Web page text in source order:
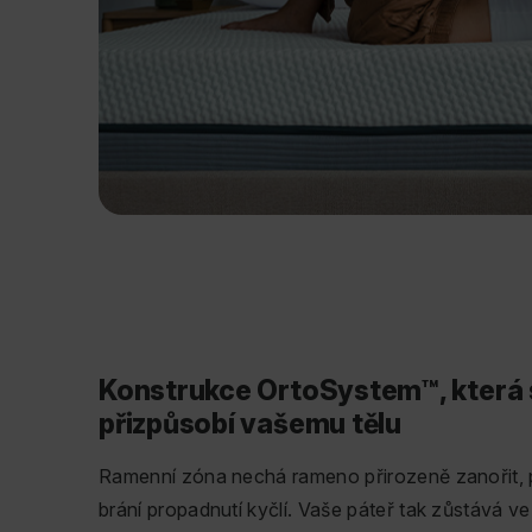
Konstrukce OrtoSystem™, která
přizpůsobí vašemu tělu
Ramenní zóna nechá rameno přirozeně zanořit,
brání propadnutí kyčlí. Vaše páteř tak zůstává